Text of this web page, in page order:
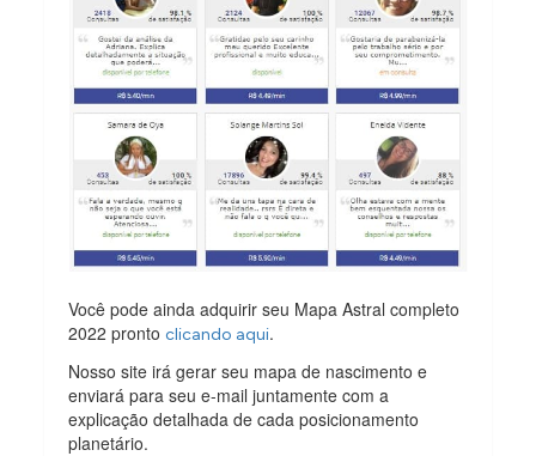
Você pode ainda adquirir seu Mapa Astral completo
2022 prontoclicando aqui.
Nosso site irá gerar seu mapa de nascimento e
enviará para seu e-mail juntamente com a
explicação detalhada de cada posicionamento
planetário.